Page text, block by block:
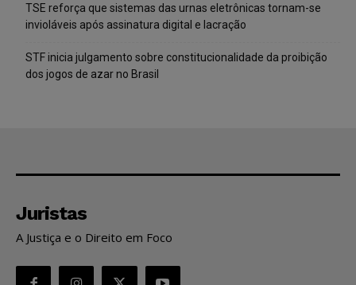
TSE reforça que sistemas das urnas eletrônicas tornam-se
invioláveis após assinatura digital e lacração
STF inicia julgamento sobre constitucionalidade da proibição
dos jogos de azar no Brasil
Juristas
A Justiça e o Direito em Foco